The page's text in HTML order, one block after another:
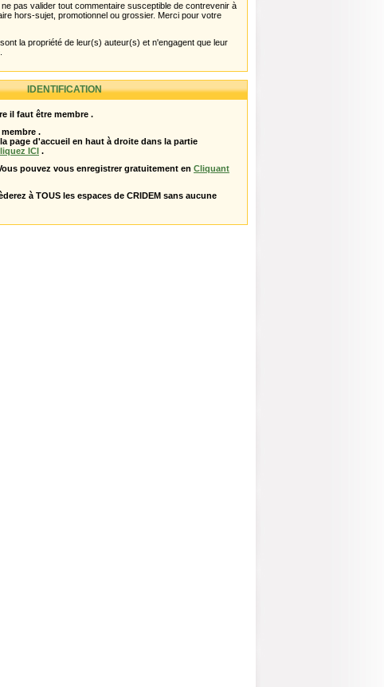
pas valider tout commentaire susceptible de contrevenir à
hors-sujet, promotionnel ou grossier. Merci pour votre
la propriété de leur(s) auteur(s) et n'engagent que leur
IDENTIFICATION
il faut être membre .
.
page d'accueil en haut à droite dans la partie
ICI .
pouvez vous enregistrer gratuitement en Cliquant
à TOUS les espaces de CRIDEM sans aucune